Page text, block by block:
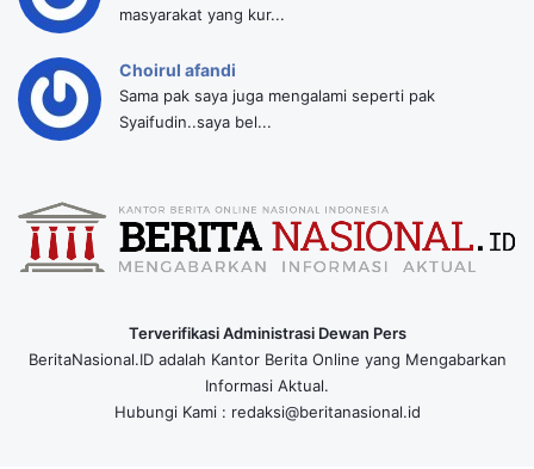
masyarakat yang kur...
Choirul afandi
Sama pak saya juga mengalami seperti pak
Syaifudin..saya bel...
Terverifikasi Administrasi Dewan Pers
BeritaNasional.ID adalah Kantor Berita Online yang Mengabarkan
Informasi Aktual.
Hubungi Kami : redaksi@beritanasional.id